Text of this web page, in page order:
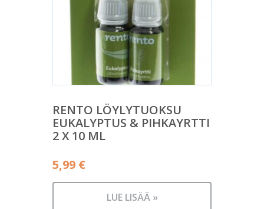
RENTO LÖYLYTUOKSU
EUKALYPTUS & PIHKAYRTTI
2 X 10 ML
5,99 €
LUE LISÄÄ »